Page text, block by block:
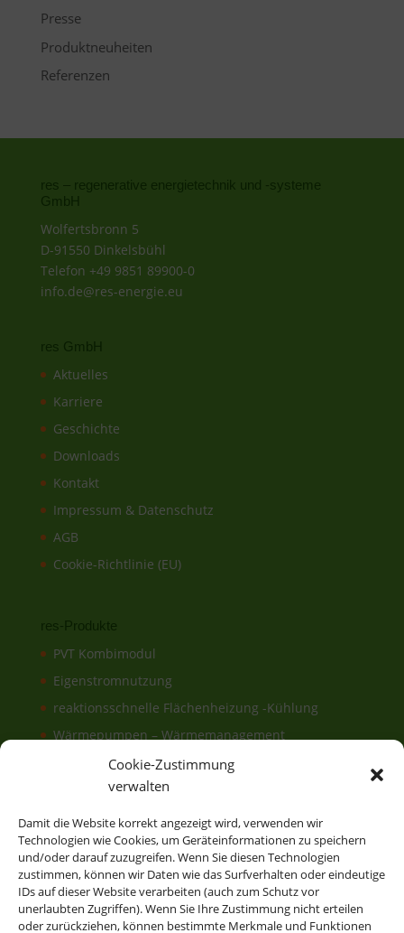
Cookie-Zustimmung
verwalten
Damit die Website korrekt angezeigt wird, verwenden wir
Technologien wie Cookies, um Geräteinformationen zu speichern
und/oder darauf zuzugreifen. Wenn Sie diesen Technologien
zustimmen, können wir Daten wie das Surfverhalten oder eindeutige
IDs auf dieser Website verarbeiten (auch zum Schutz vor
unerlaubten Zugriffen). Wenn Sie Ihre Zustimmung nicht erteilen
oder zurückziehen, können bestimmte Merkmale und Funktionen
Presse
Produktneuheiten
Referenzen
res – regenerative energietechnik und -systeme
GmbH
Wolfertsbronn 5
D-91550 Dinkelsbühl
Telefon +49 9851 89900-0
info.de@res-energie.eu
res GmbH
Aktuelles
Karriere
Geschichte
Downloads
Kontakt
Impressum & Datenschutz
AGB
Cookie-Richtlinie (EU)
res-Produkte
PVT Kombimodul
Eigenstromnutzung
reaktionsschnelle Flächenheizung -Kühlung
Wärmepumpen – Wärmemanagement
Elektronisches & hydraulisches
Energiemanagement
EisSpeicher
Erdwärmeanlage
res-Energiesysteme für Gebäude und Schwimmbäder